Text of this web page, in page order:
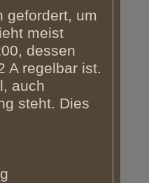
gefordert, um
meist
dessen
A regelbar ist.
auch
steht. Dies